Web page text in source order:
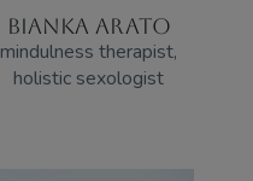
BIANKA ARATO
mindulness therapist,
holistic sexologist